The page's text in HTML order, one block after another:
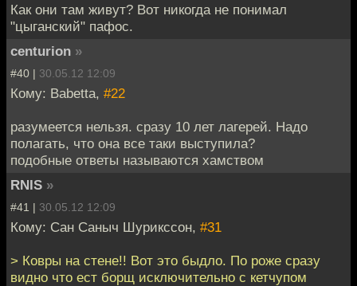
Как они там живут? Вот никогда не понимал
"цыганский" пафос.
centurion »
#40 | 30.05.12 12:09
Кому: Babetta, #22
разумеется нельзя. сразу 10 лет лагерей. Надо
полагать, что она все таки выступила?
подобные ответы называются хамством
RNIS »
#41 | 30.05.12 12:09
Кому: Сан Саныч Шурикссон, #31
> Ковры на стене!! Вот это быдло. По роже сразу
видно что ест борщ исключительно с кетчупом